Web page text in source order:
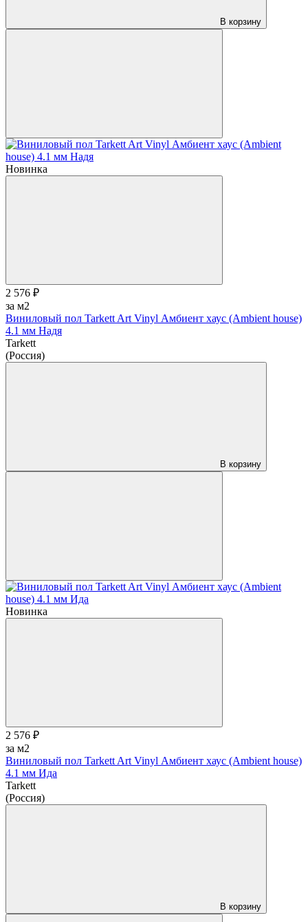
В корзину
Новинка
2 576 ₽
за м2
Виниловый пол Tarkett Art Vinyl Амбиент хаус (Ambient house)
4.1 мм Надя
Tarkett
(Россия)
В корзину
Новинка
2 576 ₽
за м2
Виниловый пол Tarkett Art Vinyl Амбиент хаус (Ambient house)
4.1 мм Ида
Tarkett
(Россия)
В корзину